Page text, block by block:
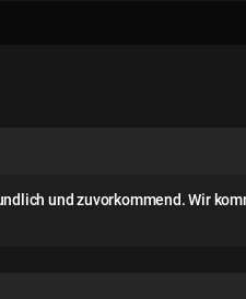
und zuvorkommend. Wir